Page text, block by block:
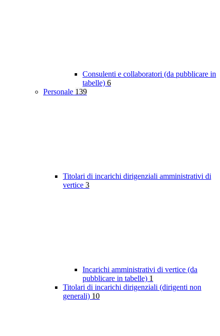
Consulenti e collaboratori (da pubblicare in
tabelle) 6
Personale 139
Titolari di incarichi dirigenziali amministrativi di
vertice 3
Incarichi amministrativi di vertice (da
pubblicare in tabelle) 1
Titolari di incarichi dirigenziali (dirigenti non
generali) 10